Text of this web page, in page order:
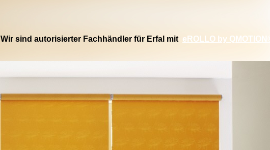
Wir sind autorisierter Fachhändler für Erfal mit eROLLO by QMOTION®